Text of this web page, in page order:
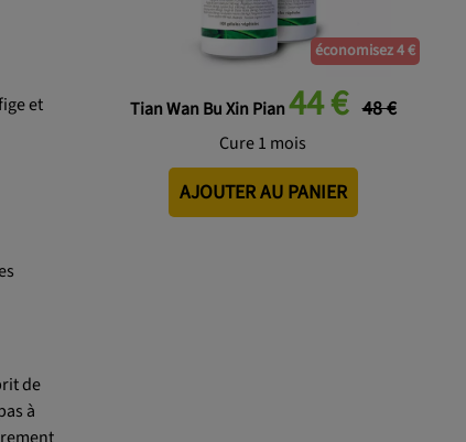
et
de
à
économisez 4 €
Tian Wan Bu Xin Pian44 € 48 €
Cure 1 mois
AJOUTER AU PANIER